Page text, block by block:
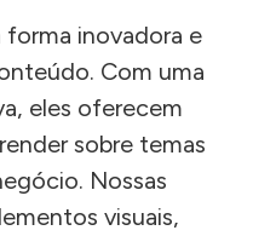
forma inovadora e
Com uma
eles oferecem
sobre temas
Nossas
visuais,